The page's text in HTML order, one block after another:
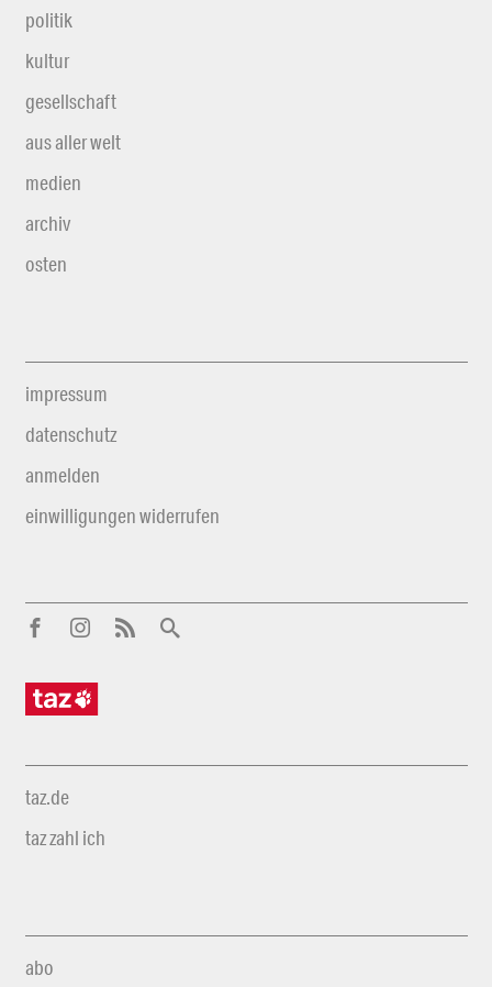
politik
kultur
gesellschaft
aus aller welt
medien
archiv
osten
impressum
datenschutz
anmelden
einwilligungen widerrufen
taz.de
taz zahl ich
abo